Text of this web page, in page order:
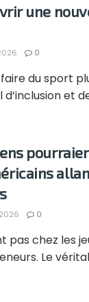
une
0
du sport
et
0
pas chez les
Le